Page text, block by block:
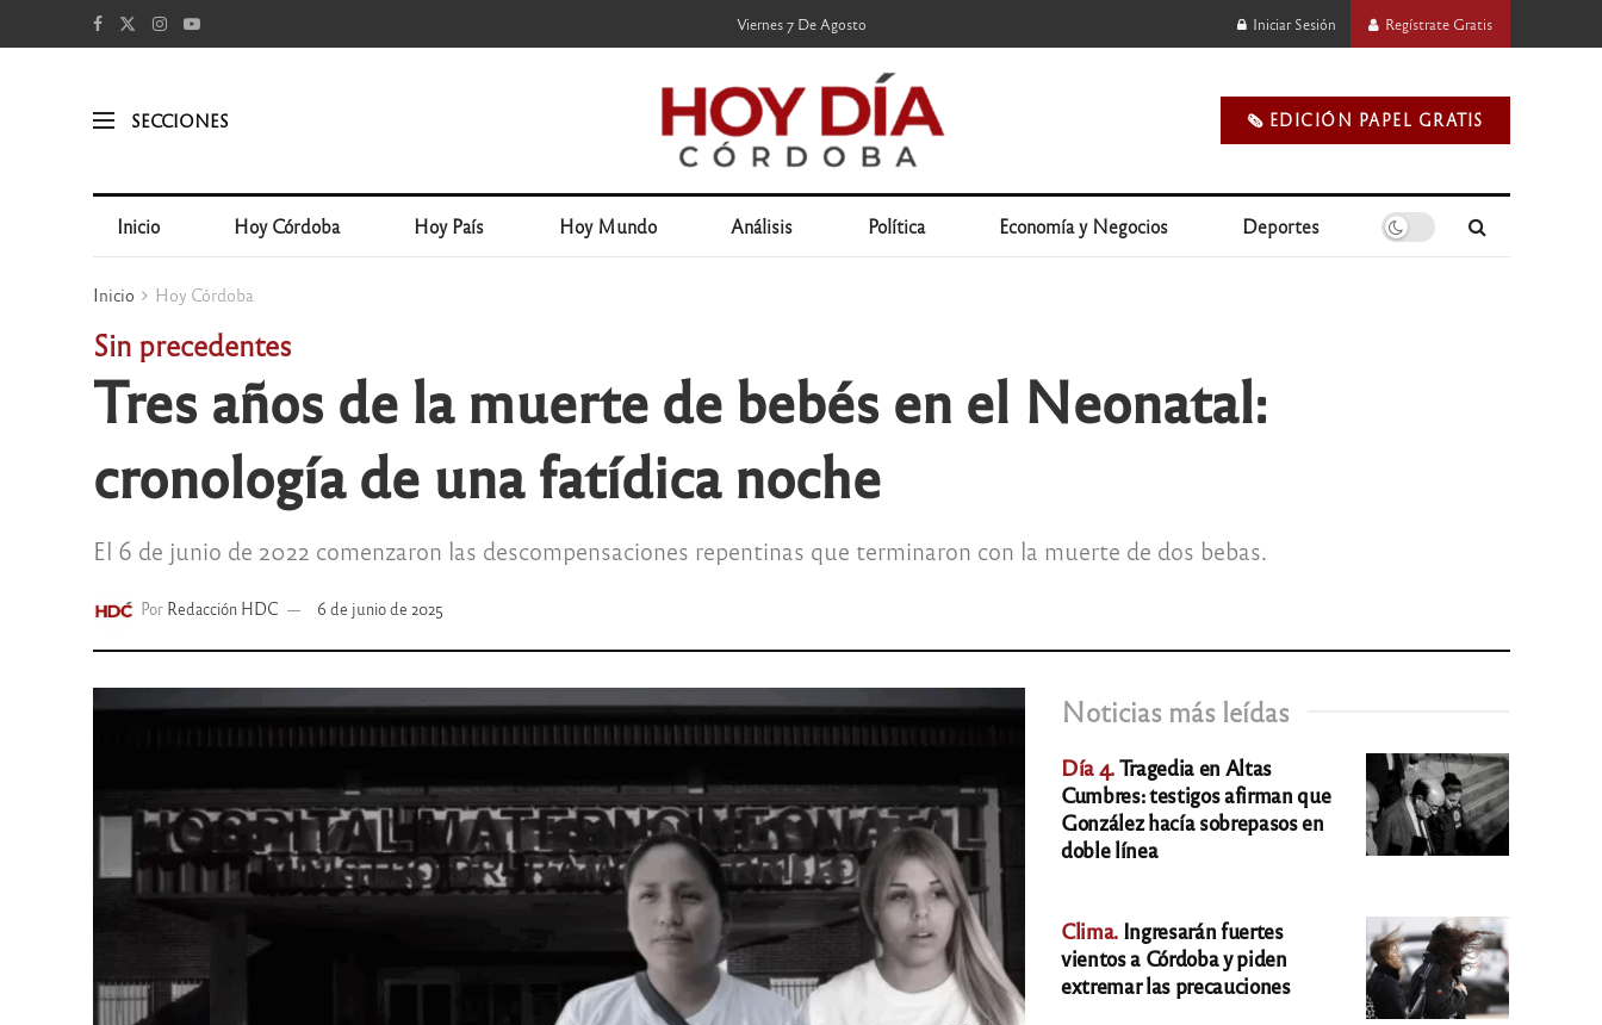
Viernes 7 De Agosto Iniciar Sesión Regístrate Gratis
SECCIONES 🗞️ EDICIÓN PAPEL GRATIS
Inicio Hoy Córdoba Hoy País Hoy Mundo Análisis Política Economía y Negocios Deportes
Inicio Hoy Córdoba
Sin precedentes
Tres años de la muerte de bebés en el Neonatal:
cronología de una fatídica noche
El 6 de junio de 2022 comenzaron las descompensaciones repentinas que terminaron con la muerte de dos bebas.
Por Redacción HDC 6 de junio de 2025
Noticias más leídas
Día 4.Tragedia en Altas
Cumbres: testigos afirman que
González hacía sobrepasos en
doble línea
Clima. Ingresarán fuertes
vientos a Córdoba y piden
extremar las precauciones